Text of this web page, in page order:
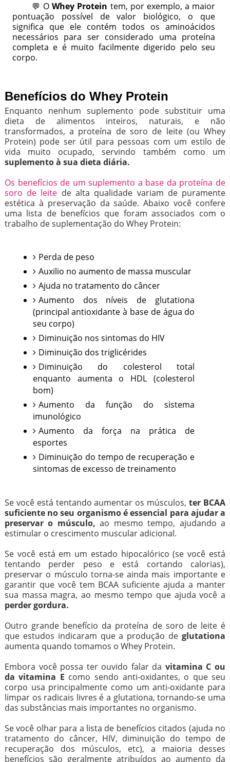
💬 OWhey Protein tem, por exemplo, a maior
pontuação possível de valor biológico, o que
significa que ele contém todos os aminoácidos
necessários para ser considerado uma proteína
completa e é muito facilmente digerido pelo seu
corpo.
Benefícios do Whey Protein
Enquanto nenhum suplemento pode substituir uma
dieta de alimentos inteiros, naturais, e não
transformados, a proteína de soro de leite (ou Whey
Protein) pode ser útil para pessoas com um estilo de
vida muito ocupado, servindo também como um
suplemento à sua dieta diária.
Os benefícios de um suplemento a base da proteína de
soro de leite de alta qualidade variam de puramente
estética à preservação da saúde. Abaixo você confere
uma lista de benefícios que foram associados com o
trabalho de suplementação do Whey Protein:
Perda de peso
Auxilio no aumento de massa muscular
Ajuda no tratamento do câncer
Aumento dos níveis de glutationa
(principal antioxidante à base de água do
seu corpo)
Diminuição nos sintomas do HIV
Diminuição dos triglicérides
Diminuição do colesterol total
enquanto aumenta o HDL (colesterol
bom)
Aumento da função do sistema
imunológico
Aumento da força na prática de
esportes
Diminuição do tempo de recuperação e
sintomas de excesso de treinamento
Se você está tentando aumentar os músculos,ter BCAA
suficiente no seu organismo é essencial para ajudar a
preservar o músculo, ao mesmo tempo, ajudando a
estimular o crescimento muscular adicional.
Se você está em um estado hipocalórico (se você está
tentando perder peso e está cortando calorias),
preservar o músculo torna-se ainda mais importante e
garantir que você tem BCAA suficiente ajuda a manter
sua massa magra, ao mesmo tempo que ajuda você a
perder gordura.
Outro grande benefício da proteína de soro de leite é
que estudos indicaram que a produção de glutationa
aumenta quando tomamos o Whey Protein.
Embora você possa ter ouvido falar da vitamina C ou
da vitamina E como sendo anti-oxidantes, o que seu
corpo usa principalmente como um anti-oxidante para
limpar os radicais livres é a glutationa, tornando-se uma
das substâncias mais importantes no organismo.
Se você olhar para a lista de benefícios citados (ajuda no
tratamento do câncer, HIV, diminuição do tempo de
recuperação dos músculos, etc), a maioria desses
benefícios são geralmente atribuídos ao aumento da